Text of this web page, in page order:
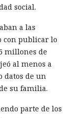
social.
a las
con publicar lo
millones de
al menos a
de un
su familia.
parte de los